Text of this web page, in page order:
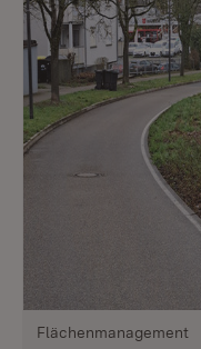
Flächenmanagement